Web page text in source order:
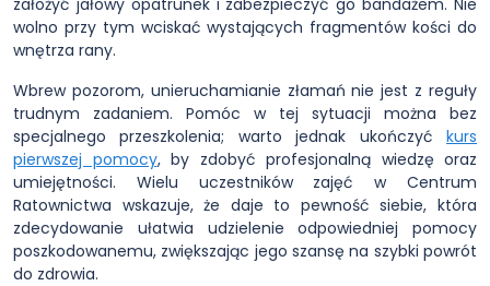
założyć jałowy opatrunek i zabezpieczyć go bandażem. Nie
wolno przy tym wciskać wystających fragmentów kości do
wnętrza rany.
Wbrew pozorom, unieruchamianie złamań nie jest z reguły
trudnym zadaniem. Pomóc w tej sytuacji można bez
specjalnego przeszkolenia; warto jednak ukończyć kurs
pierwszej pomocy, by zdobyć profesjonalną wiedzę oraz
umiejętności. Wielu uczestników zajęć w Centrum
Ratownictwa wskazuje, że daje to pewność siebie, która
zdecydowanie ułatwia udzielenie odpowiedniej pomocy
poszkodowanemu, zwiększając jego szansę na szybki powrót
do zdrowia.